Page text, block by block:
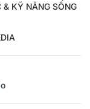
& KỸ NĂNG SỐNG